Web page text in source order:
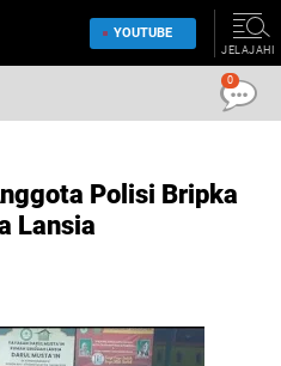
YOUTUBE
JELAJAHI
Polisi Bripka
Lansia
0